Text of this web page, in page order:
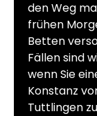
den Weg
frühen
Betten
Fällen sind
wenn Sie
Konstanz
Tuttlingen